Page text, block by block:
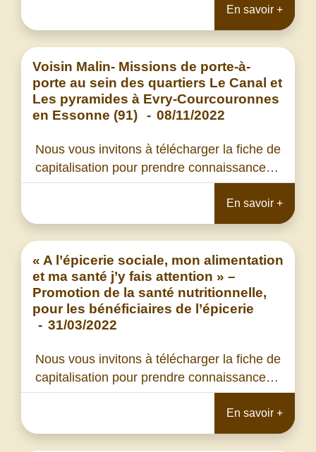
En savoir +
Voisin Malin- Missions de porte-à-
porte au sein des quartiers Le Canal et
Les pyramides à Evry-Courcouronnes
en Essonne (91)
- 08/11/2022
Nous vous invitons à télécharger la fiche de
capitalisation pour prendre connaissance…
En savoir +
« A l’épicerie sociale, mon alimentation
et ma santé j’y fais attention » –
Promotion de la santé nutritionnelle,
pour les bénéficiaires de l’épicerie
- 31/03/2022
Nous vous invitons à télécharger la fiche de
capitalisation pour prendre connaissance…
En savoir +